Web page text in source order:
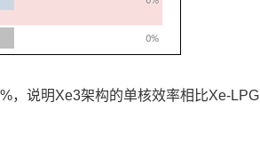
，说明Xe3架构的单核效率相比Xe-LPG